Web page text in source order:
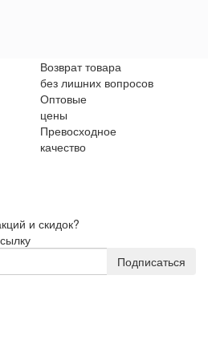
Возврат товара
без лишних вопросов
Оптовые
цены
Превосходное
качество
и скидок?
Подписаться